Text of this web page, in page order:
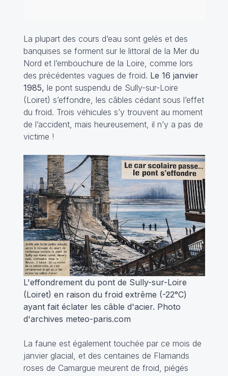
La plupart des cours d’eau sont gelés et des
banquises se forment sur le littoral de la Mer du
Nord et l’embouchure de la Loire, comme lors
des précédentes vagues de froid. Le 16 janvier
1985, le pont suspendu de Sully-sur-Loire
(Loiret) s’effondre, les câbles cédant sous l’effet
du froid. Trois véhicules s’y trouvent au moment
de l’accident, mais heureusement, il n’y a pas de
victime !
L'effondrement du pont de Sully-sur-Loire
(Loiret) en raison du froid extrême (-22°C)
ayant fait éclater les câble d'acier. Photo
d'archives meteo-paris.com
La faune est également touchée par ce mois de
janvier glacial, et des centaines de Flamands
roses de Camargue meurent de froid, piégés